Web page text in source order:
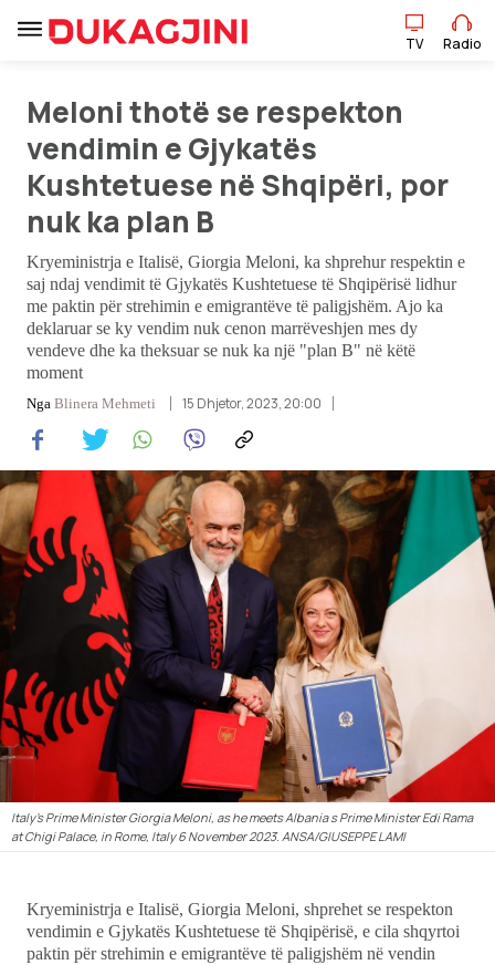
TV
Lajme
Sport
Pikëpamje
Art Jete
Kulturë
Showbiz
Ekonomi
Teknologji
Udhëtime
DuVideo
TV Radio
Meloni thotë se respekton
vendimin e Gjykatës
Kushtetuese në Shqipëri, por
nuk ka plan B
Kryeministrja e Italisë, Giorgia Meloni, ka shprehur respektin e
saj ndaj vendimit të Gjykatës Kushtetuese të Shqipërisë lidhur
me paktin për strehimin e emigrantëve të paligjshëm. Ajo ka
deklaruar se ky vendim nuk cenon marrëveshjen mes dy
vendeve dhe ka theksuar se nuk ka një "plan B" në këtë
moment
Nga Blinera Mehmeti 15 Dhjetor, 2023, 20:00
Italy's Prime Minister Giorgia Meloni, as he meets Albania s Prime Minister Edi Rama
at Chigi Palace, in Rome, Italy 6 November 2023. ANSA/GIUSEPPE LAMI
Kryeministrja e Italisë, Giorgia Meloni, shprehet se respekton
vendimin e Gjykatës Kushtetuese të Shqipërisë, e cila shqyrtoi
paktin për strehimin e emigrantëve të paligjshëm në vendin